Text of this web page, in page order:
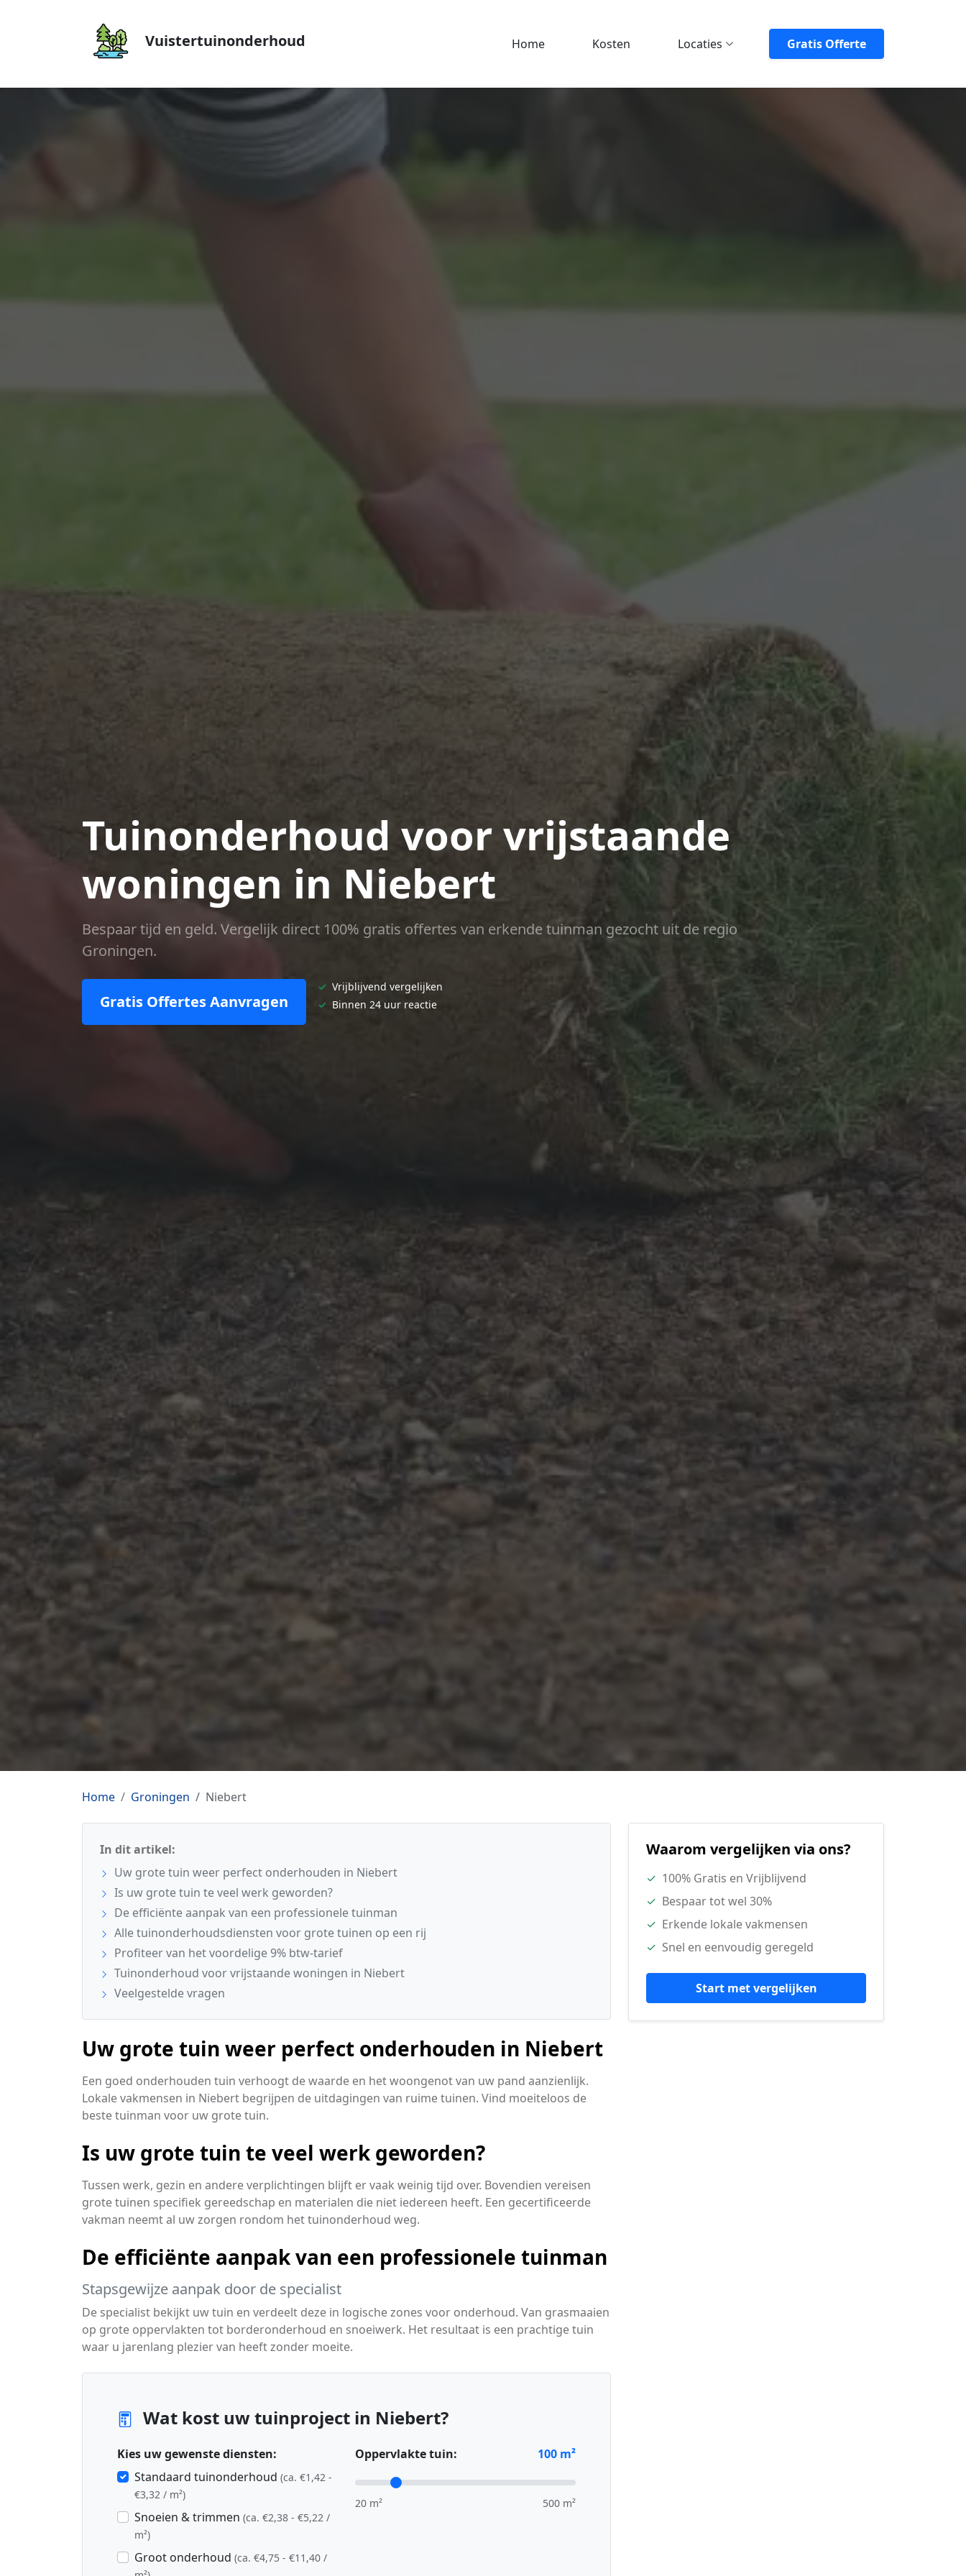
Vuistertuinonderhoud Home Kosten Locaties Gratis Offerte
Tuinonderhoud voor vrijstaande
woningen in Niebert
Bespaar tijd en geld. Vergelijk direct 100% gratis offertes van erkende tuinman gezocht uit de regio
Groningen.
Gratis Offertes Aanvragen
✓ Vrijblijvend vergelijken
✓ Binnen 24 uur reactie
Home Groningen Niebert
In dit artikel:
Uw grote tuin weer perfect onderhouden in Niebert
Is uw grote tuin te veel werk geworden?
De efficiënte aanpak van een professionele tuinman
Alle tuinonderhoudsdiensten voor grote tuinen op een rij
Profiteer van het voordelige 9% btw-tarief
Tuinonderhoud voor vrijstaande woningen in Niebert
Veelgestelde vragen
Uw grote tuin weer perfect onderhouden in Niebert
Een goed onderhouden tuin verhoogt de waarde en het woongenot van uw pand aanzienlijk.
Lokale vakmensen in Niebert begrijpen de uitdagingen van ruime tuinen. Vind moeiteloos de
beste tuinman voor uw grote tuin.
Is uw grote tuin te veel werk geworden?
Tussen werk, gezin en andere verplichtingen blijft er vaak weinig tijd over. Bovendien vereisen
grote tuinen specifiek gereedschap en materialen die niet iedereen heeft. Een gecertificeerde
vakman neemt al uw zorgen rondom het tuinonderhoud weg.
De efficiënte aanpak van een professionele tuinman
Stapsgewijze aanpak door de specialist
De specialist bekijkt uw tuin en verdeelt deze in logische zones voor onderhoud. Van grasmaaien
op grote oppervlakten tot borderonderhoud en snoeiwerk. Het resultaat is een prachtige tuin
waar u jarenlang plezier van heeft zonder moeite.
Wat kost uw tuinproject in Niebert?
Kies uw gewenste diensten:
Standaard tuinonderhoud (ca. €1,42 -
€3,32 / m²)
Snoeien & trimmen (ca. €2,38 - €5,22 /
m²)
Groot onderhoud (ca. €4,75 - €11,40 /
Oppervlakte tuin: 100 m²
20 m² 500 m²
Waarom vergelijken via ons?
✓ 100% Gratis en Vrijblijvend
✓ Bespaar tot wel 30%
✓ Erkende lokale vakmensen
✓ Snel en eenvoudig geregeld
Start met vergelijken